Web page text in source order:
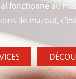
fonctionne au
de mazout,